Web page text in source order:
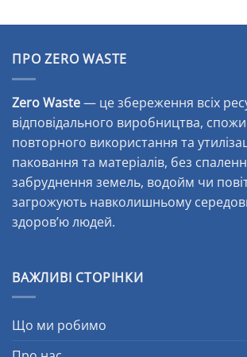
ПРО ZERO WASTE
Zero Waste— це збереження всіх
відповідального виробництва,
повторного використання та
паковання та матеріалів, без
забруднення земель, водойм чи
загрожують навколишньому
здоров’ю людей.
ВАЖЛИВІ СТОРІНКИ
Що ми робимо